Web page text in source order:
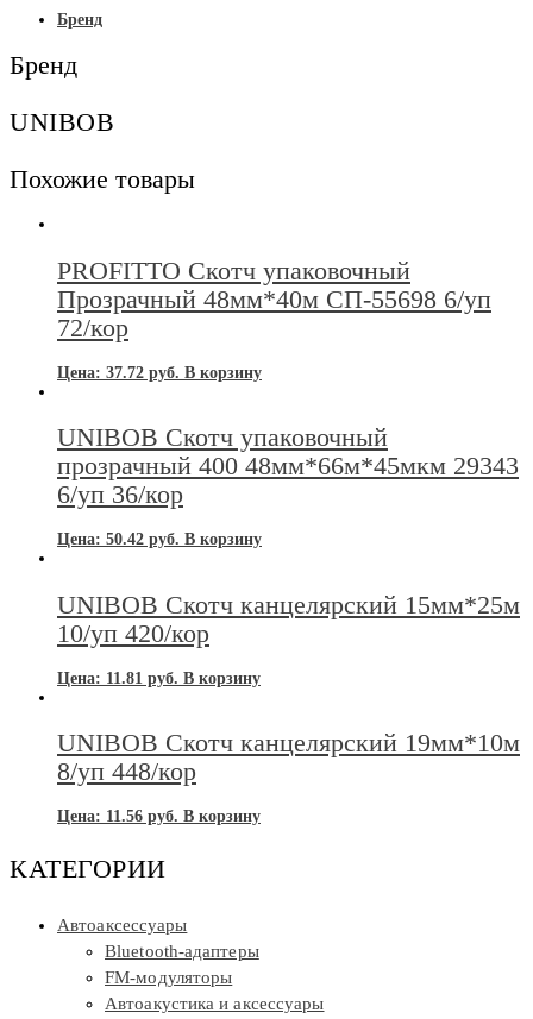
240/
кор
Бренд
Бренд
UNIBOB
Похожие товары
PROFITTO Скотч упаковочный
Прозрачный 48мм*40м СП-55698 6/уп
72/кор
Цена: 37.72 руб. В корзину
UNIBOB Скотч упаковочный
прозрачный 400 48мм*66м*45мкм 29343
6/уп 36/кор
Цена: 50.42 руб. В корзину
UNIBOB Скотч канцелярский 15мм*25м
10/уп 420/кор
Цена: 11.81 руб. В корзину
UNIBOB Скотч канцелярский 19мм*10м
8/уп 448/кор
Цена: 11.56 руб. В корзину
КАТЕГОРИИ
Автоаксессуары
Bluetooth-адаптеры
FM-модуляторы
Автоакустика и аксессуары